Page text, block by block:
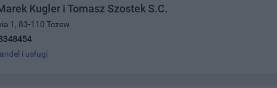
Kugler i Tomasz Szostek S.C.
1, 83-110 Tczew
i usługi